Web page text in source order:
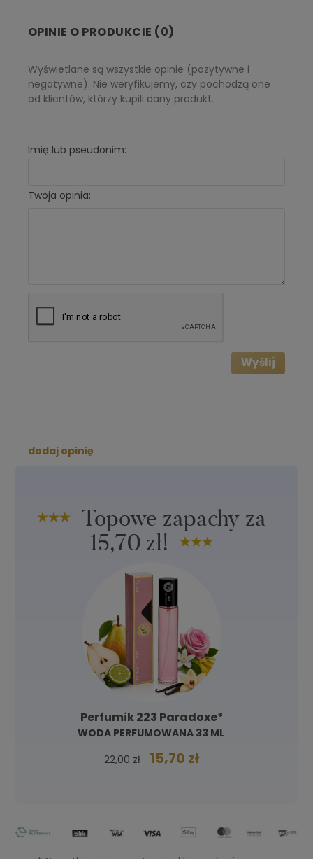
OPINIE O PRODUKCIE (0)
Wyświetlane są wszystkie opinie (pozytywne i
negatywne). Nie weryfikujemy, czy pochodzą one
od klientów, którzy kupili dany produkt.
Imię lub pseudonim:
Twoja opinia:
Wyślij
dodaj opinię
Topowe zapachy za
15,70 zł!
Perfumik 223 Paradoxe*
WODA PERFUMOWANA 33 ML
22,00 zł
15,70 zł